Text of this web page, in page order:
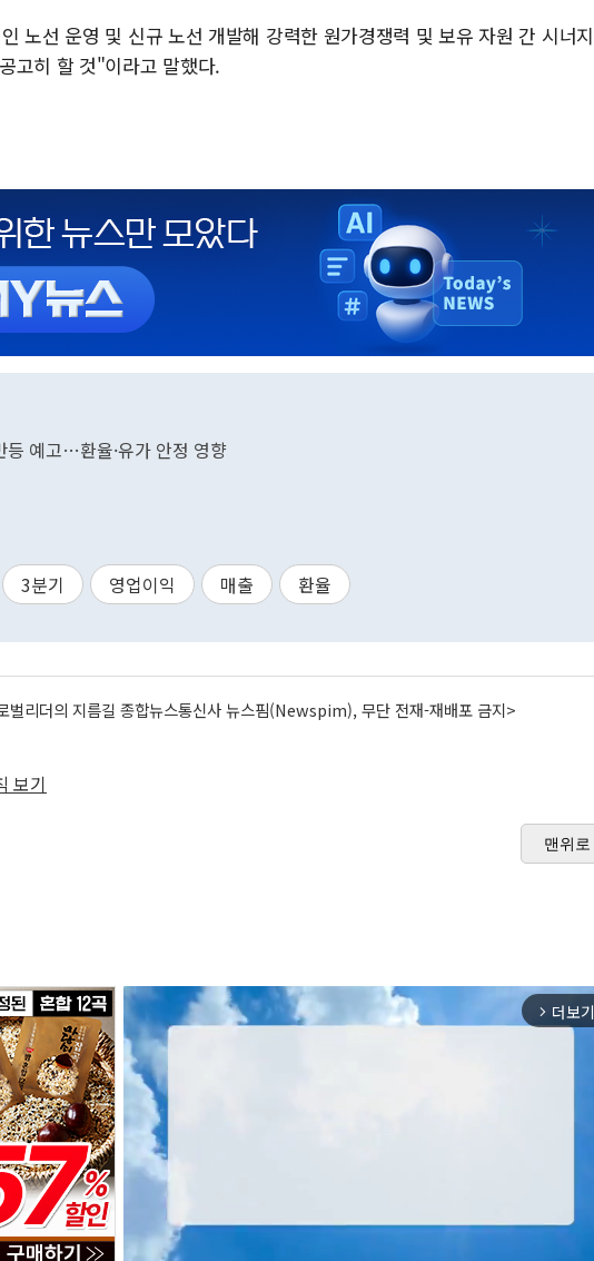
노선 운영 및 신규 노선 개발해 강력한 원가경쟁력 및 보유 자원 간 시너지
고히 할 것"이라고 말했다.
등 예고…환율·유가 안정 영향
3분기 영업이익 매출 환율
벌리더의 지름길 종합뉴스통신사 뉴스핌(Newspim), 무단 전재-재배포 금지>
보기
맨위로
arrow_forward_ios 더보기